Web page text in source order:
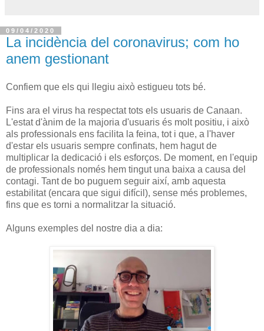
09/04/2020
La incidència del coronavirus; com ho
anem gestionant
Confiem que els qui llegiu això estigueu tots bé.
Fins ara el virus ha respectat tots els usuaris de Canaan.
L'estat d'ànim de la majoria d'usuaris és molt positiu, i això
als professionals ens facilita la feina, tot i que, a l'haver
d'estar els usuaris sempre confinats, hem hagut de
multiplicar la dedicació i els esforços. De moment, en l'equip
de professionals només hem tingut una baixa a causa del
contagi. Tant de bo puguem seguir així, amb aquesta
estabilitat (encara que sigui difícil), sense més problemes,
fins que es torni a normalitzar la situació.
Alguns exemples del nostre dia a dia: